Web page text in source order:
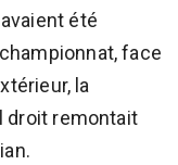
été
face
la
droit remontait